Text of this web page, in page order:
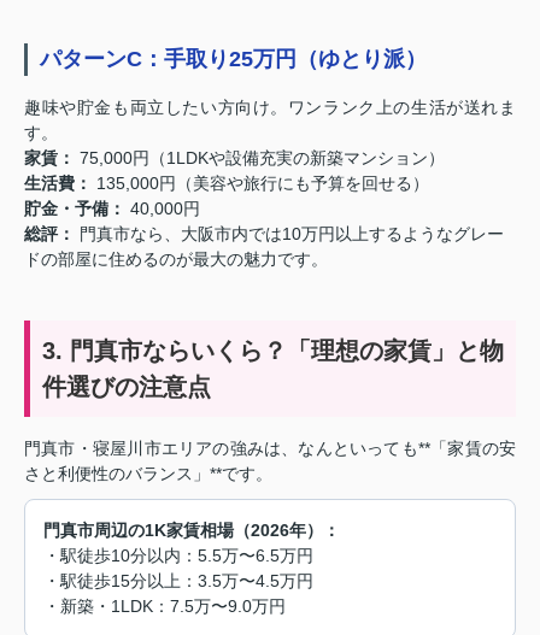
パターンC：手取り25万円（ゆとり派）
趣味や貯金も両立したい方向け。ワンランク上の生活が送れま
す。
家賃： 75,000円（1LDKや設備充実の新築マンション）
生活費：
135,000円（美容や旅行にも予算を回せる）
貯金・予備： 40,000円
総評：
門真市なら、大阪市内では10万円以上するようなグレー
ドの部屋に住めるのが最大の魅力です。
3. 門真市ならいくら？「理想の家賃」と物
件選びの注意点
門真市・寝屋川市エリアの強みは、なんといっても**「家賃の安
さと利便性のバランス」**です。
門真市周辺の1K家賃相場（2026年）：
・駅徒歩10分以内：5.5万〜6.5万円
・駅徒歩15分以上：3.5万〜4.5万円
・新築・1LDK：7.5万〜9.0万円